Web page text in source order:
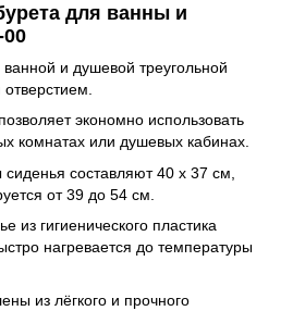
для ванны и
и душевой треугольной
экономно использовать
комнатах или душевых кабинах.
составляют 40 х 37 см,
от 39 до 54 см.
из гигиенического пластика
нагревается до температуры
из лёгкого и прочного